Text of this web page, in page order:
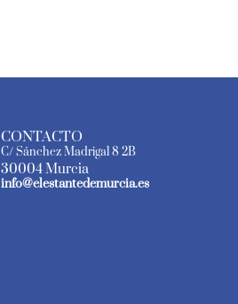
CONTACTO
C/ Sánchez Madrigal 8 2B
30004 Murcia
info@elestantedemurcia.es